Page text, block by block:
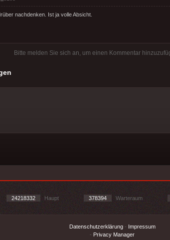
nachdenken. Ist ja volle Absicht.
Bitte melden Sie sich an, um einen Kommentar
24218332 Haupt 378394 Warteraum
Datenschutzerklärung- Impressum
- Privacy Manager